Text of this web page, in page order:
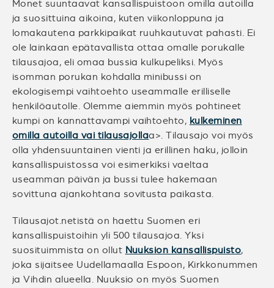
Monet suuntaavat kansallispuistoon omilla autoilla
ja suosittuina aikoina, kuten viikonloppuna ja
lomakautena parkkipaikat ruuhkautuvat pahasti. Ei
ole lainkaan epätavallista ottaa omalle porukalle
tilausajoa, eli omaa bussia kulkupeliksi. Myös
isomman porukan kohdalla minibussi on
ekologisempi vaihtoehto useammalle erilliselle
henkilöautolle. Olemme aiemmin myös pohtineet
kumpi on kannattavampi vaihtoehto, kulkeminen
omilla autoilla vai tilausajollaa>. Tilausajo voi myös
olla yhdensuuntainen vienti ja erillinen haku, jolloin
kansallispuistossa voi esimerkiksi vaeltaa
useamman päivän ja bussi tulee hakemaan
sovittuna ajankohtana sovitusta paikasta.
Tilausajot.netistä on haettu Suomen eri
kansallispuistoihin yli 500 tilausajoa. Yksi
suosituimmista on ollut Nuuksion kansallispuisto,
joka sijaitsee Uudellamaalla Espoon, Kirkkonummen
ja Vihdin alueella. Nuuksio on myös Suomen